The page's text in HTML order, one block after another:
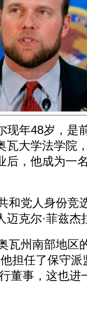
现年48岁，是
瓦大学法学院
后，他成为一
和党人身份竞
迈克尔·菲兹杰
瓦州南部地区
担任了保守派
董事，这也进